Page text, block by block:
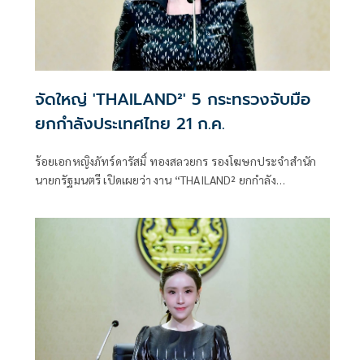
จัดใหญ่ 'THAILAND²' 5 กระทรวงจับมือ
ยกกำลังประเทศไทย 21 ก.ค.
ร้อยเอกหญิงภัทร์ดารัสมิ์ ทองสลวยกร รองโฆษกประจำสำนัก
นายกรัฐมนตรี เปิดเผยว่า งาน “THAILAND² ยกกำลัง
ครั้งแรกจากการผนึกกำลังของ 5 กระทรวงหลัก